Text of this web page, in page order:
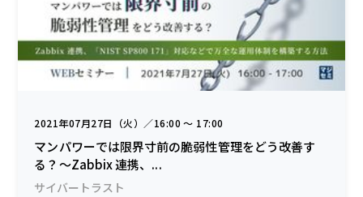
2021年07月27日（火）／16:00 〜 17:00
マンパワーでは限界寸前の脆弱性管理をどう改善す
る？～Zabbix 連携、...
サイバートラスト